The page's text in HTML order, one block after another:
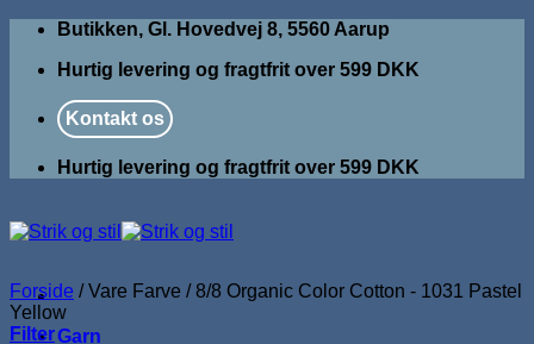
Fortsæt
indhold
Butikken, Gl. Hovedvej 8, 5560 Aarup
Hurtig levering og fragtfrit over 599 DKK
Kontakt os
Hurtig levering og fragtfrit over 599 DKK
Garn
Forside /Vare Farve /8/8 Organic Color Cotton - 1031 Pastel
Yellow
Filter